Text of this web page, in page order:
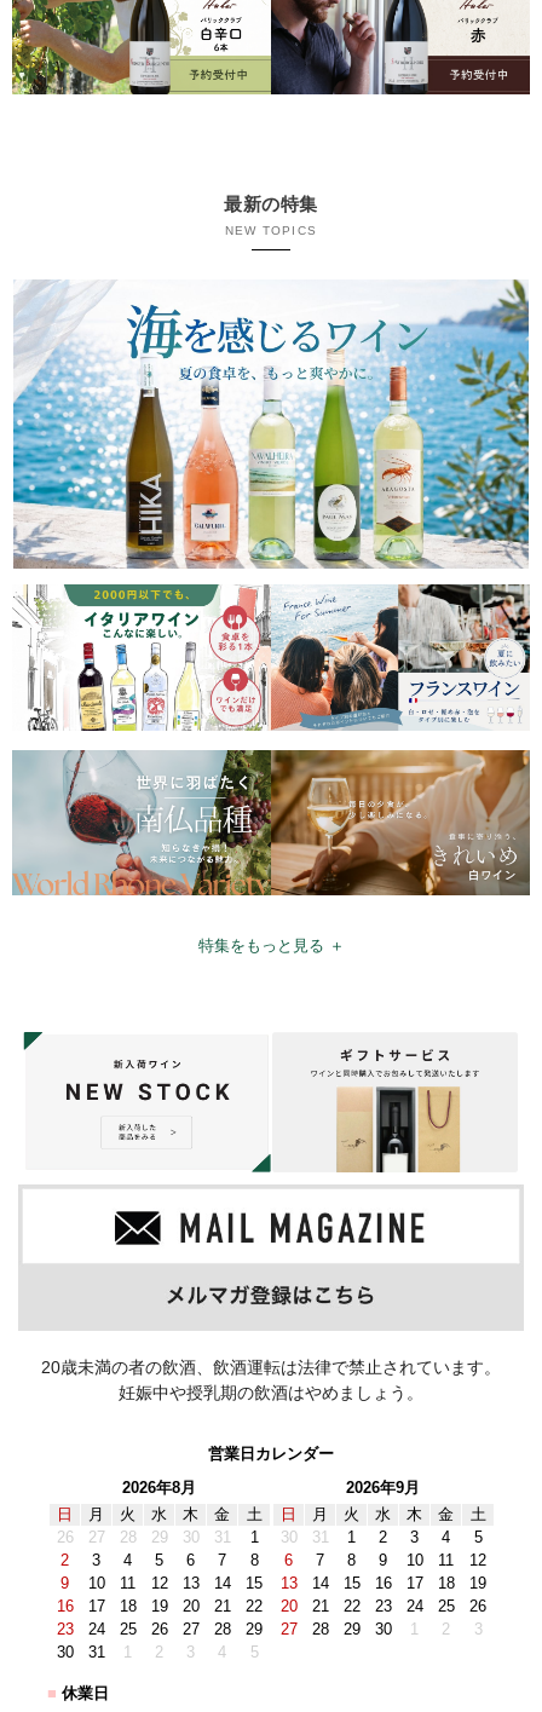
最新の特集
NEW TOPICS
特集をもっと見る ＋
20歳未満の者の飲酒、飲酒運転は法律で禁止されています。
妊娠中や授乳期の飲酒はやめましょう。
営業日カレンダー
2026年8月
日
月 火 水 木 金
土
26
27 28 29 30 31
1
2
3 4 5 6 7
8
9
10 11 12 13 14
15
16
17 18 19 20 21
22
23
24 25 26 27 28
29
30
31 1 2 3 4 5
2026年9月
日
月 火 水 木 金
土
30
31 1 2 3 4
5
6
7 8 9 10 11
12
13
14 15 16 17 18
19
20
21 22 23 24 25
26
27
28 29 30 1 2 3
■ 休業日